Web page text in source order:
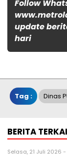
Follow
update
hari
Tag : Dinas
BERITA
Selasa, 21 Juli 2026 -